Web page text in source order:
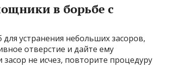
в борьбе с
устранения небольших засоров,
отверстие и дайте ему
не исчез, повторите процедуру